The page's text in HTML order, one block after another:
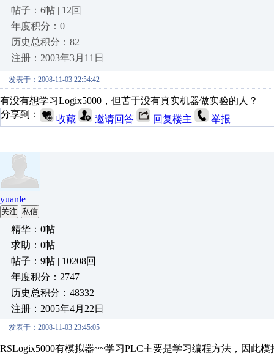
帖子：6帖 | 12回
年度积分：0
历史总积分：82
注册：2003年3月11日
发表于：2008-11-03 22:54:42
有没有想学习Logix5000，但苦于没有真实机器做实验的人？
分享到：
收藏 邀请回答 回复楼主 举报
yuanle
关注 私信
精华：0帖
求助：0帖
帖子：9帖 | 10208回
年度积分：2747
历史总积分：48332
注册：2005年4月22日
发表于：2008-11-03 23:45:05
RSLogix5000有模拟器~~学习PLC主要是学习编程方法，因此